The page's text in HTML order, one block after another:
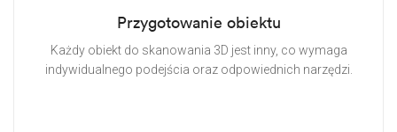
Przygotowanie obiektu
Każdy obiekt do skanowania 3D jest inny, co wymaga
indywidualnego podejścia oraz odpowiednich narzędzi.